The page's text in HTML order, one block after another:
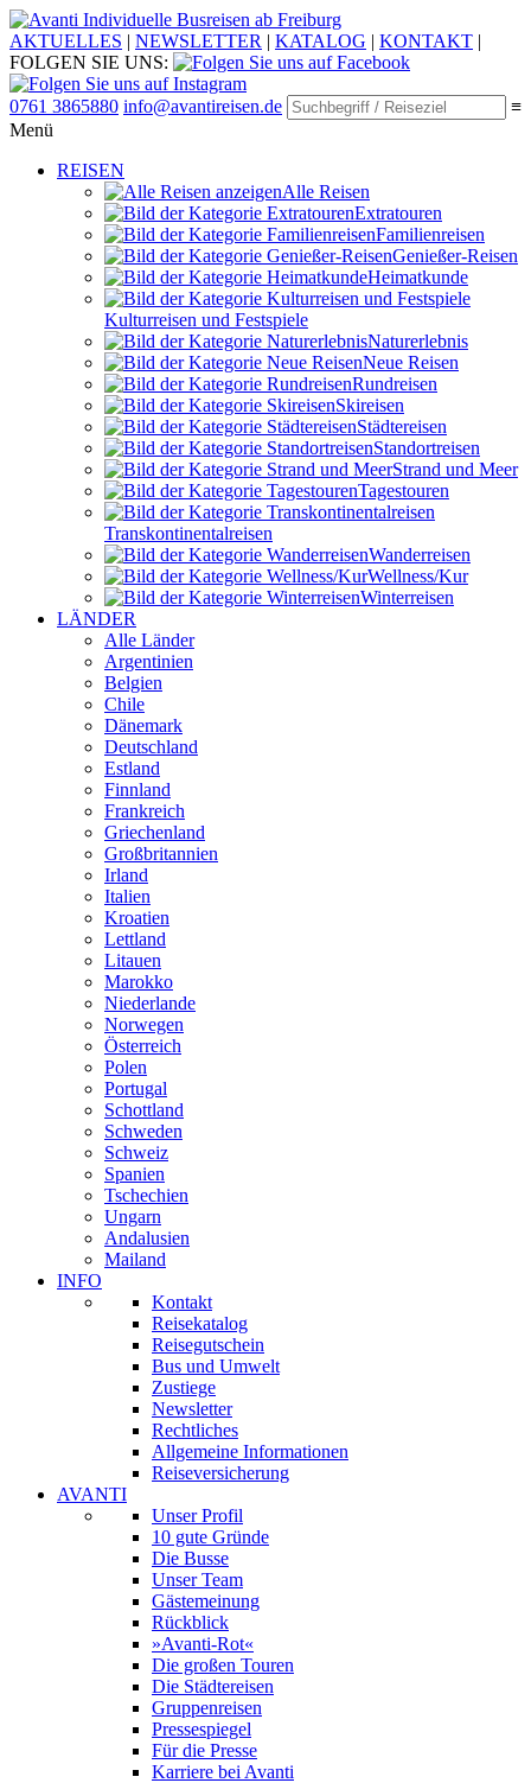
Individuelle Busreisen ab Freiburg
AKTUELLES | NEWSLETTER | KATALOG | KONTAKT |
FOLGEN SIE UNS:
0761 3865880 info@avantireisen.de
≡
Menü
REISEN
Alle Reisen
Extratouren
Familien­reisen
Genießer-Reisen
Heimatkunde
Kultur­reisen und Festspiele
Naturerlebnis
Neue Reisen
Rund­reisen
Ski­reisen
Städte­reisen
Standort­reisen
Strand und Meer
Tagestouren
Transkontinental­reisen
Wander­reisen
Wellness/Kur
Winter­reisen
LÄNDER
Alle Länder
Argentinien
Belgien
Chile
Dänemark
Deutschland
Estland
Finnland
Frankreich
Griechenland
Großbritannien
Irland
Italien
Kroatien
Lettland
Litauen
Marokko
Niederlande
Norwegen
Österreich
Polen
Portugal
Schottland
Schweden
Schweiz
Spanien
Tschechien
Ungarn
Andalusien
Mailand
INFO
Kontakt
Reisekatalog
Reisegutschein
Bus und Umwelt
Zustiege
Newsletter
Rechtliches
Allgemeine Informationen
Reiseversicherung
AVANTI
Unser Profil
10 gute Gründe
Die Busse
Unser Team
Gästemeinung
Rückblick
»Avanti-Rot«
Die großen Touren
Die Städtereisen
Gruppenreisen
Pressespiegel
Für die Presse
Karriere bei Avanti